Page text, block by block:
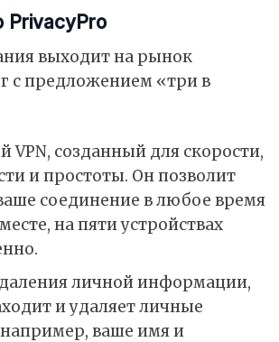
PrivacyPro
выходит на рынок
с предложением «три в
созданный для скорости,
и простоты. Он позволит
соединение в любое время
на пяти устройствах
личной информации,
и удаляет личные
ваше имя и